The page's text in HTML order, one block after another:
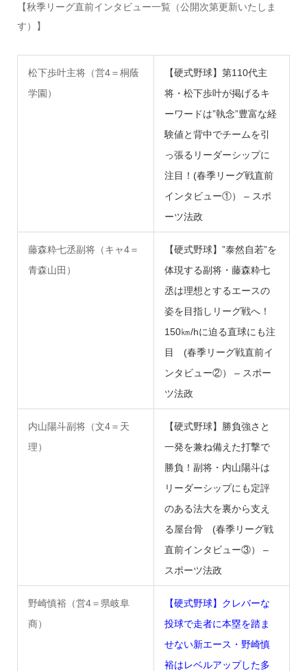
【秋季リーグ直前インタビュー一覧（公開次第更新いたしま
す）】
松下歩叶主将（営4＝桐蔭
学園）
【硬式野球】第110代主
将・松下歩叶が掲げるキ
ーワードは”執念”豊富な経
験値と背中でチームを引
っ張るリーダーシップに
注目！(春季リーグ戦直前
インタビュー①） – スポ
ーツ法政
藤森粋七丞副将（キャ4＝
青森山田）
【硬式野球】”泰然自若”を
体現する副将・藤森粋七
丞は理想とするエースの
姿を目指しリーグ戦へ！
150㎞/hに迫る直球にも注
目 (春季リーグ戦直前イ
ンタビュー②） – スポー
ツ法政
内山陽斗副将（文4＝天
理）
【硬式野球】勝負強さと
一発を兼ね備えた打撃で
勝負！副将・内山陽斗は
リーダーシップにも定評
のある法大を裏から支え
る屋台骨 (春季リーグ戦
直前インタビュー③） –
スポーツ法政
野崎慎裕（営4＝県岐阜
商）
【硬式野球】クレバーな
投球で走者に本塁を踏ま
せない新エース・野崎慎
裕はレベルアップした多